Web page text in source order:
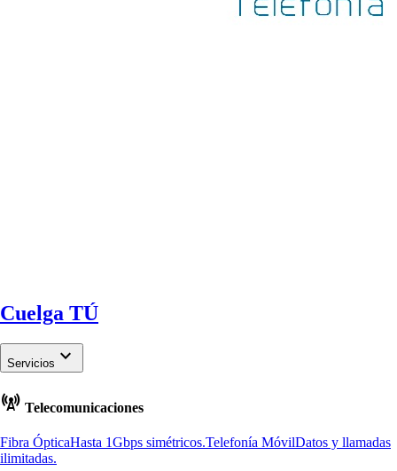
Cuelga TÚ
Servicios keyboard_arrow_down
cell_tower Telecomunicaciones
Fibra ÓpticaHasta 1Gbps simétricos.Telefonía MóvilDatos y llamadas
ilimitadas.